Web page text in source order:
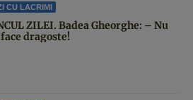
CU LACRIMI
ZILEI. Badea Gheorghe: – Nu
dragoste!